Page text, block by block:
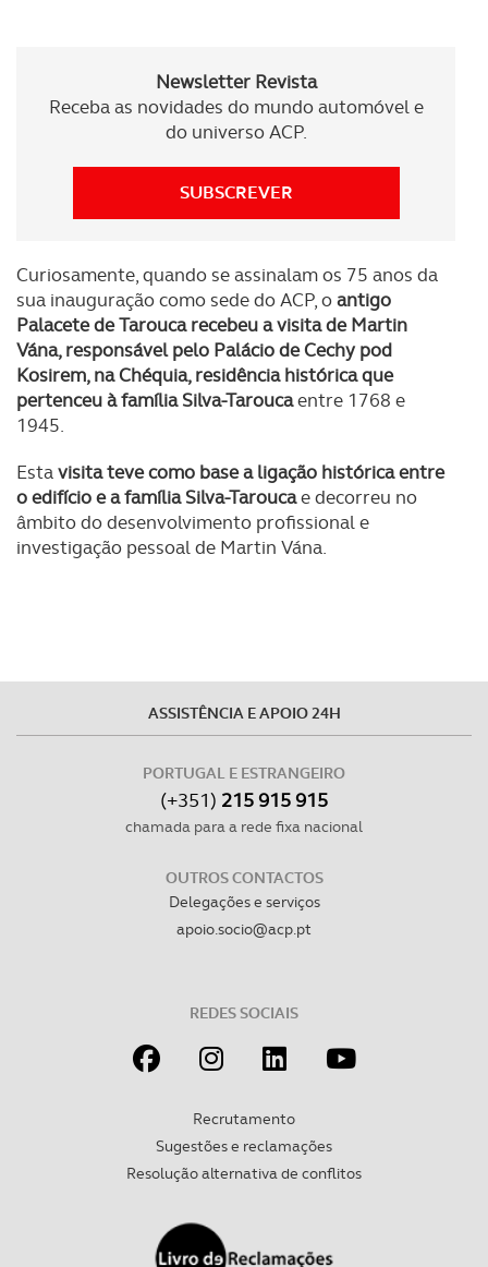
Newsletter Revista
Receba as novidades do mundo automóvel e
do universo ACP.
SUBSCREVER
Curiosamente, quando se assinalam os 75 anos da
sua inauguração como sede do ACP, oantigo
Palacete de Tarouca recebeu a visita de Martin
Vána, responsável pelo Palácio de Cechy pod
Kosirem, na Chéquia, residência histórica que
pertenceu à família Silva-Taroucaentre 1768 e
1945.
Estavisita teve como base a ligação histórica entre
o edifício e a família Silva-Taroucae decorreu no
âmbito do desenvolvimento profissional e
investigação pessoal de Martin Vána.
ASSISTÊNCIA E APOIO 24H
PORTUGAL E ESTRANGEIRO
(+351) 215 915 915
chamada para a rede fixa nacional
OUTROS CONTACTOS
Delegações e serviços
apoio.socio@acp.pt
REDES SOCIAIS
Recrutamento
Sugestões e reclamações
Resolução alternativa de conflitos